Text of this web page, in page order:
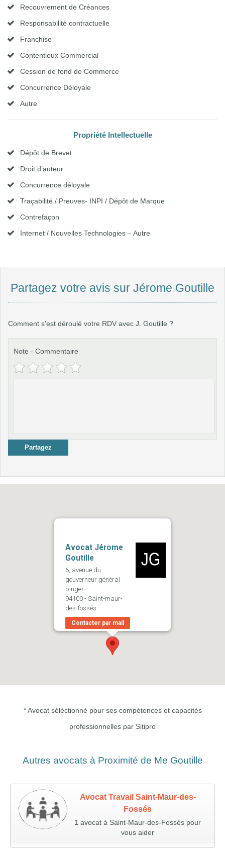
Recouvrement de Créances
Responsabilité contractuelle
Franchise
Contentieux Commercial
Cession de fond de Commerce
Concurrence Déloyale
Autre
Propriété Intellectuelle
Dépôt de Brevet
Droit d’auteur
Concurrence déloyale
Traçabilité / Preuves- INPI / Dépôt de Marque
Contrefaçon
Internet / Nouvelles Technologies – Autre
Partagez votre avis sur Jérome Goutille
Comment s'est déroulé votre RDV avec J. Goutille ?
Note - Commentaire
Partagez
Avocat Jérome
Goutille
6, avenue du
gouverneur général
binger
94100 - Saint-maur-
des-fossés
Contacter par mail
* Avocat séléctionné pour ses compétences et capacités
professionnelles par Sitipro
Autres avocats à Proximité de Me Goutille
Avocat Travail Saint-Maur-des-
Fossés
1 avocat à Saint-Maur-des-Fossés pour
vous aider